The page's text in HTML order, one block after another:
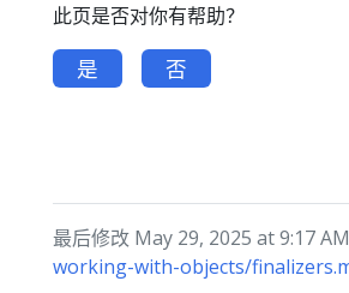
此页是否对你有帮助？
是 否
最后修改 May 29, 2025 at 9:17
working-with-objects/